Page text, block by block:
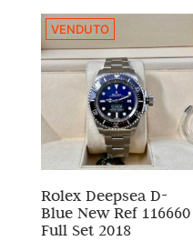
VENDUTO
Rolex Deepsea D-
Blue New Ref 116660
Full Set 2018